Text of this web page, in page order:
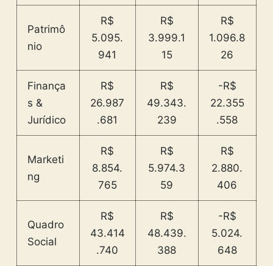
Patrimô
nio
R$
5.095.
941
R$
3.999.1
15
R$
1.096.8
26
Finança
s &
Jurídico
R$
26.987
.681
R$
49.343.
239
-R$
22.355
.558
Marketi
ng
R$
8.854.
765
R$
5.974.3
59
R$
2.880.
406
Quadro
Social
R$
43.414
.740
R$
48.439.
388
-R$
5.024.
648